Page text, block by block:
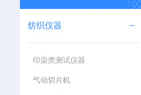
纺织仪器
印染类测试仪器
气动切片机